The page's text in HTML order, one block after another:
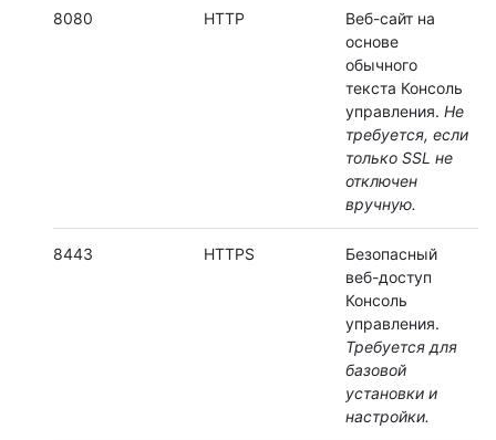
8080 HTTP
Веб-сайт на
основе
обычного
текста Консоль
управления. Не
требуется, если
только SSL не
отключен
вручную.
8443 HTTPS
Безопасный
веб-доступ
Консоль
управления.
Требуется для
базовой
установки и
настройки.